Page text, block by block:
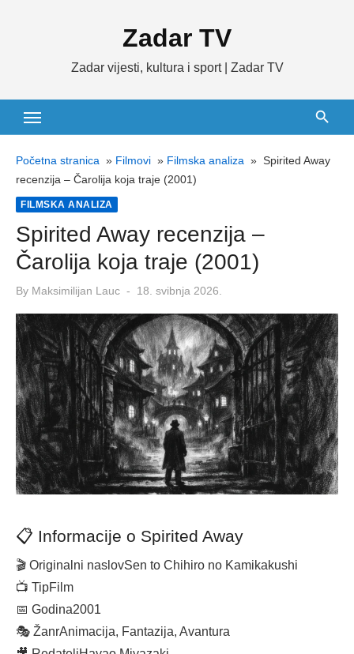
Zadar TV
Zadar vijesti, kultura i sport | Zadar TV
Početna stranica » Filmovi » Filmska analiza » Spirited Away
recenzija – Čarolija koja traje (2001)
FILMSKA ANALIZA
Spirited Away recenzija –
Čarolija koja traje (2001)
By Maksimilijan Lauc
Posted
18. svibnja 2026.
📋 Informacije o Spirited Away
🎬 Originalni naslovSen to Chihiro no Kamikakushi
📺 TipFilm
📅 Godina2001
🎭 ŽanrAnimacija, Fantazija, Avantura